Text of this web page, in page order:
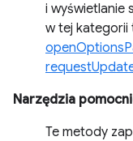
i wyświetlanie
w tej kategorii
Narzędzia
Te metody